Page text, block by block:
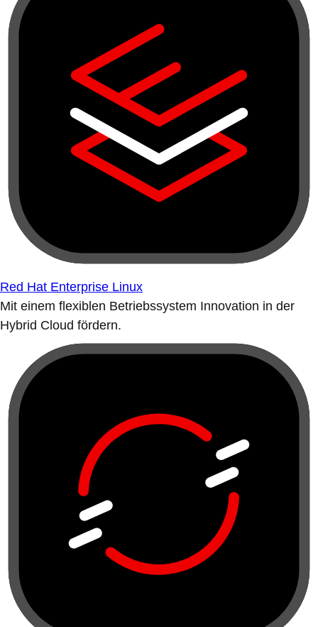
Red Hat Enterprise Linux
Mit einem flexiblen Betriebssystem Innovation in der
Hybrid Cloud fördern.